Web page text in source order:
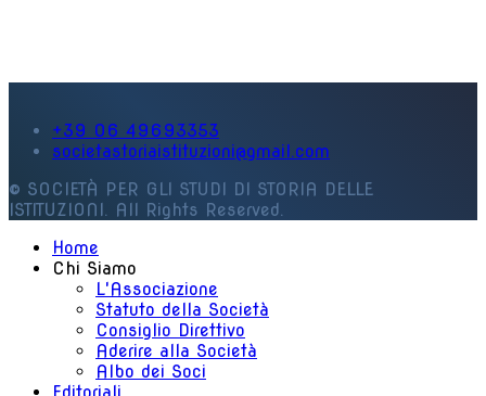
+39 06 49693353
societastoriaistituzioni@gmail.com
© SOCIETÀ PER GLI STUDI DI STORIA DELLE
ISTITUZIONI. All Rights Reserved.
Home
Chi Siamo
L'Associazione
Statuto della Società
Consiglio Direttivo
Aderire alla Società
Albo dei Soci